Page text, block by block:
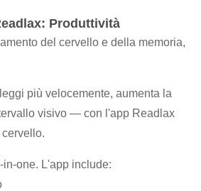
Produttività
del cervello e della memoria,
più velocemente, aumenta la
visivo — con l'app Readlax
one. L'app include: